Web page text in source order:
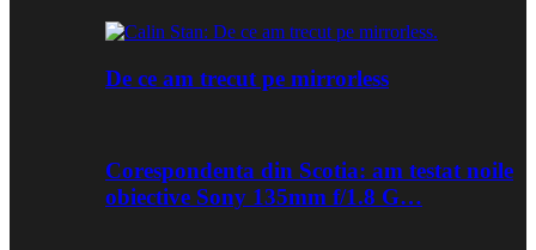
De ce am trecut pe mirrorless
Corespondenta din Scotia: am testat noile
obiective Sony 135mm f/1.8 G…